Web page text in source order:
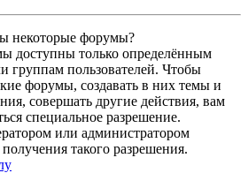
некоторые форумы?
доступны только определённым
группам пользователей. Чтобы
форумы, создавать в них темы и
совершать другие действия, вам
специальное разрешение.
или администратором
такого разрешения.